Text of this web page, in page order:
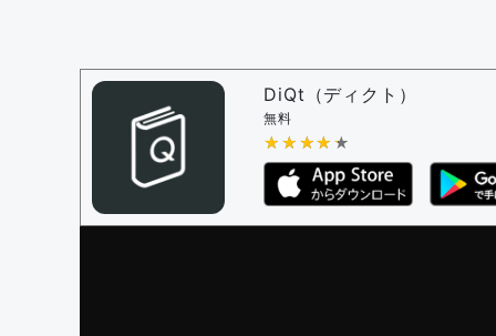
問題の編集権限を持つユーザー -すべての
審査に対する投票権限を持つユーザー -
決定に必要な投票数 -
編集ガイドライン
DiQt（ディクト）
無料
★★★★★
★★★★★